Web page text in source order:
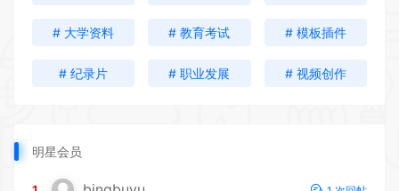
# 大学资料 # 教育考试 # 模板插件
# 纪录片 # 职业发展 # 视频创作
明星会员